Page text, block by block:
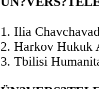
1. Ilia
2. Harkov Hukuk
3. Tbilisi